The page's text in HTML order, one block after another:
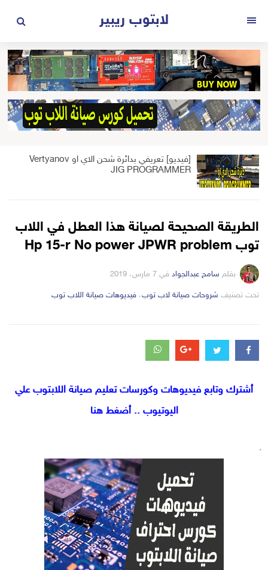
المحتوى
لابتوب ريبير
[فيديو] تعريفي بدائرة شحن الاي او Vertyanov
JIG PROGRAMMER
الطريقة الصحيحة لصيانة هذا العطل في اللاب
توب Hp 15-r No power JPWR problem
بقلم سامح عبدالجواد في 7 مارس، 2019
تحت تصنيف التصانيف
شروحات صيانة لاب توب، فيديوهات صيانة اللاب توب
أشترك وتابع فيديوهات وكورسات تعليم صيانة اللابتوب علي
اليوتيوب .. أضغط هنا
.